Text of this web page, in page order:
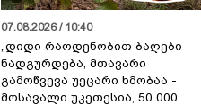
07.08.2026 / 10:40
„დიდი რაოდენობით ბაღები
ნადგურდება, მთავარი
გამოწვევა უეცარი ხმობაა -
მოსავალი უკეთესია, 50 000